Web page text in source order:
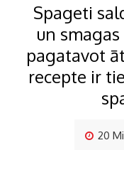
Spageti
un
pagatavot
recepte ir
20